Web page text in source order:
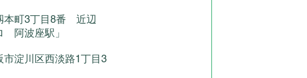
本町3丁目8番 近辺
波座駅」
市淀川区西淡路1丁目3